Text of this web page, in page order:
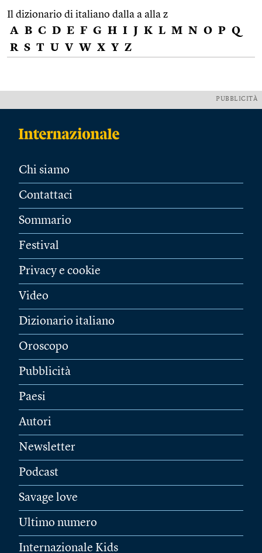
Il dizionario di italiano dalla a alla z
A B C D E F G H I J K L M N O P Q
R S T U V W X Y Z
PUBBLICITÀ
Chi siamo
Contattaci
Sommario
Festival
Privacy e cookie
Video
Dizionario italiano
Oroscopo
Pubblicità
Paesi
Autori
Newsletter
Podcast
Savage love
Ultimo numero
Internazionale Kids